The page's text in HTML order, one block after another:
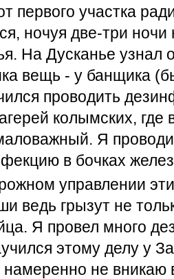
первого участка
ночуя две-три
На Дусканье узнал
вещь - у банщика
проводить
колымских, где
Я
в бочках
управлении
ведь грызут не
Я провел много
этому делу у
намеренно не